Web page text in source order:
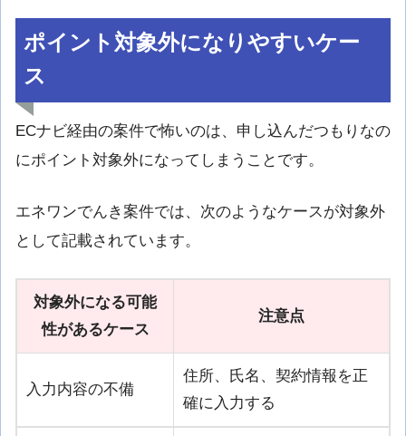
ポイント対象外になりやすいケー
ス
ECナビ経由の案件で怖いのは、申し込んだつもりなの
にポイント対象外になってしまうことです。
エネワンでんき案件では、次のようなケースが対象外
として記載されています。
対象外になる可能
性があるケース
注意点
入力内容の不備
住所、氏名、契約情報を正
確に入力する